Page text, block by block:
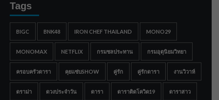
Tags
BIGC BNK48 IRON CHEF THAILAND MONO29
MONOMAX NETFLIX กรมชลประทาน กรมอุตุนิยมวิทยา
ครอบครัวดารา คุยแซ่บSHOW คู่รัก คู่รักดารา งานวิวาห์
ดราม่า ดวงประจำวัน ดารา ดาราติดโควิด19 ดาราสาว